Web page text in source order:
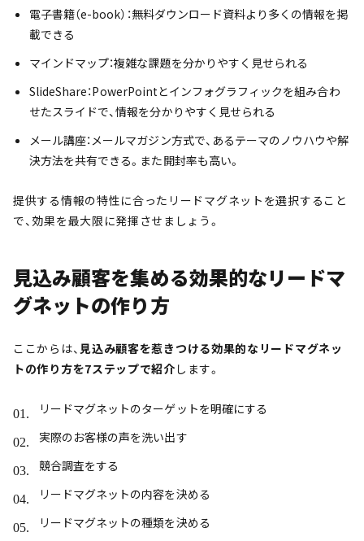
電子書籍（e-book）：無料ダウンロード資料より多くの情報を掲
載できる
マインドマップ：複雑な課題を分かりやすく見せられる
SlideShare：PowerPointとインフォグラフィックを組み合わ
せたスライドで、情報を分かりやすく見せられる
メール講座：メールマガジン方式で、あるテーマのノウハウや解
決方法を共有できる。また開封率も高い。
提供する情報の特性に合ったリードマグネットを選択すること
で、効果を最大限に発揮させましょう。
見込み顧客を集める効果的なリードマ
グネットの作り方
ここからは、 見込み顧客を惹きつける効果的なリードマグネッ
トの作り方を7ステップで紹介 します。
リードマグネットのターゲットを明確にする
実際のお客様の声を洗い出す
競合調査をする
リードマグネットの内容を決める
リードマグネットの種類を決める